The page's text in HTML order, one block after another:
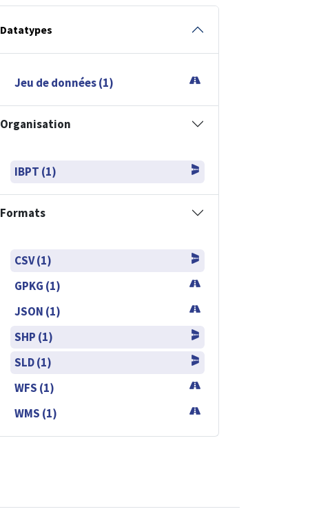
Datatypes
Jeu de données (1)
Organisation
IBPT (1)
Formats
CSV (1)
GPKG (1)
JSON (1)
SHP (1)
SLD (1)
WFS (1)
WMS (1)